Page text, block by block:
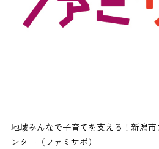
地域みんなで子育てを支える！新潟
ンター（ファミサポ）